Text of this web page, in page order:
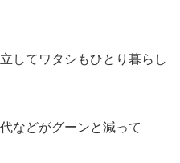
してワタシもひとり暮らし
などがグーンと減って